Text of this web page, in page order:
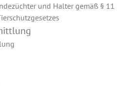
und Halter gemäß § 11